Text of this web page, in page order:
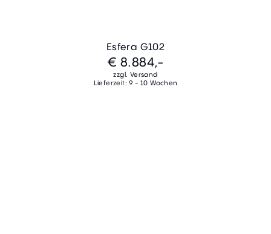
Esfera G102
€ 8.884,-
zzgl. Versand
Lieferzeit: 9 - 10 Wochen